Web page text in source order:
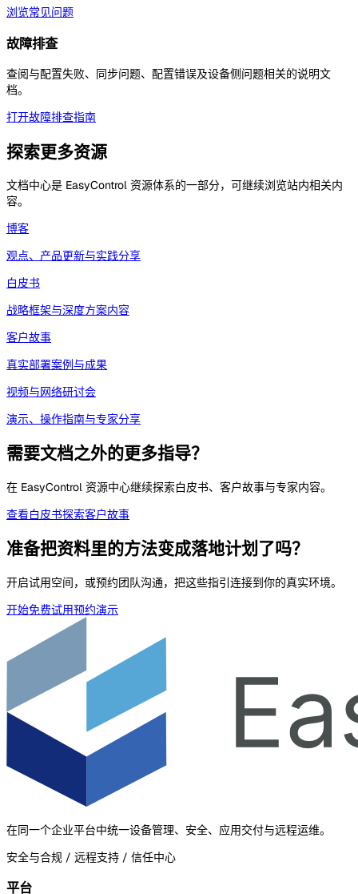
浏览常见问题
故障排查
查阅与配置失败、同步问题、配置错误及设备侧问题相关的说明文
档。
打开故障排查指南
探索更多资源
文档中心是 EasyControl 资源体系的一部分，可继续浏览站内相关内
容。
博客
观点、产品更新与实践分享
白皮书
战略框架与深度方案内容
客户故事
真实部署案例与成果
视频与网络研讨会
演示、操作指南与专家分享
需要文档之外的更多指导？
在 EasyControl 资源中心继续探索白皮书、客户故事与专家内容。
查看白皮书探索客户故事
准备把资料里的方法变成落地计划了吗？
开启试用空间，或预约团队沟通，把这些指引连接到你的真实环境。
开始免费试用预约演示
在同一个企业平台中统一设备管理、安全、应用交付与远程运维。
安全与合规 / 远程支持 / 信任中心
平台